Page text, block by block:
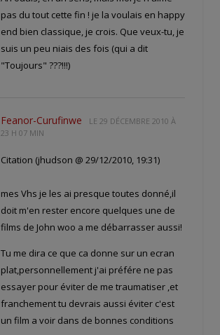
pas du tout cette fin ! je la voulais en happy
end bien classique, je crois. Que veux-tu, je
suis un peu niais des fois (qui a dit
"Toujours" ???!!!)
Feanor-Curufinwe LE 29 DÉCEMBRE 2010 À
23 H 07 MIN
Citation (jhudson @ 29/12/2010, 19:31)
mes Vhs je les ai presque toutes donné,il
doit m'en rester encore quelques une de
films de John woo a me débarrasser aussi!
Tu me dira ce que ca donne sur un ecran
plat,personnellement j'ai préfére ne pas
essayer pour éviter de me traumatiser ,et
franchement tu devrais aussi éviter c'est
un film a voir dans de bonnes conditions